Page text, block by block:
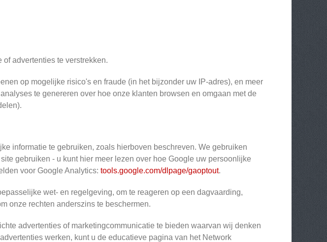
of advertenties te verstrekken.
op mogelijke risico's en fraude (in het bijzonder uw IP-adres), en meer
te genereren over hoe onze klanten browsen en omgaan met de
informatie te gebruiken, zoals hierboven beschreven. We gebruiken
gebruiken - u kunt hier meer lezen over hoe Google uw persoonlijke
voor Google Analytics: tools.google.com/dlpage/gaoptout.
wet- en regelgeving, om te reageren op een dagvaarding,
onze rechten anderszins te beschermen.
advertenties of marketingcommunicatie te bieden waarvan wij denken
werken, kunt u de educatieve pagina van het Network